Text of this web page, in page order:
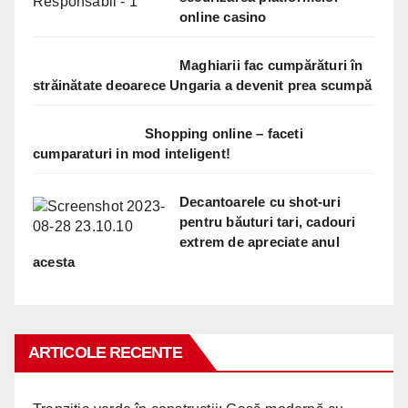
online casino
Maghiarii fac cumpărături în
străinătate deoarece Ungaria a devenit prea scumpă
Shopping online – faceti
cumparaturi in mod inteligent!
Decantoarele cu shot-uri
pentru băuturi tari, cadouri
extrem de apreciate anul
acesta
ARTICOLE RECENTE